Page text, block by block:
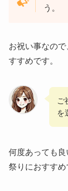
う。
お祝い事なの
すすめです。
ご
を
何度あっても良
祭りにおすすめ